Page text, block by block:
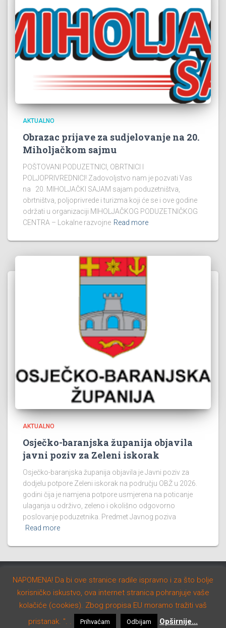
AKTUALNO
Obrazac prijave za sudjelovanje na 20.
Miholjačkom sajmu
POŠTOVANI PODUZETNICI, OBRTNICI I
POLJOPRIVREDNICI! Zadovoljstvo nam je pozvati Vas
na 20. MIHOLJAČKI SAJAM sajam poduzetništva,
obrtništva, poljoprivrede i turizma koji će se i ove godine
održati u organizaciji MIHOLJAČKOG PODUZETNIČKOG
CENTRA – Lokalne razvojne Read more
AKTUALNO
Osječko-baranjska županija objavila
javni poziv za Zeleni iskorak
Osječko-baranjska županija objavila je Javni poziv za
dodjelu potpore Zeleni iskorak na području OBŽ u 2026.
godini čija je namjena potpore usmjerena na poticanje
ulaganja u održivo, zeleno i okolišno odgovorno
poslovanje poduzetnika. Predmet Javnog poziva
Read more
AKTUALNO NATJEČAJI STUDIJE I PROGRAMI
Hestia | Developed by
NAPOMENA! Da bi ove stranice radile ispravno i za što bolje
korisničko iskustvo, ova internet stranica pohranjuje vaše
kolačiće (cookies). Zbog propisa EU moramo tražiti vaš
pristanak. ". .
Prihvaćam Odbijam Opširnije...